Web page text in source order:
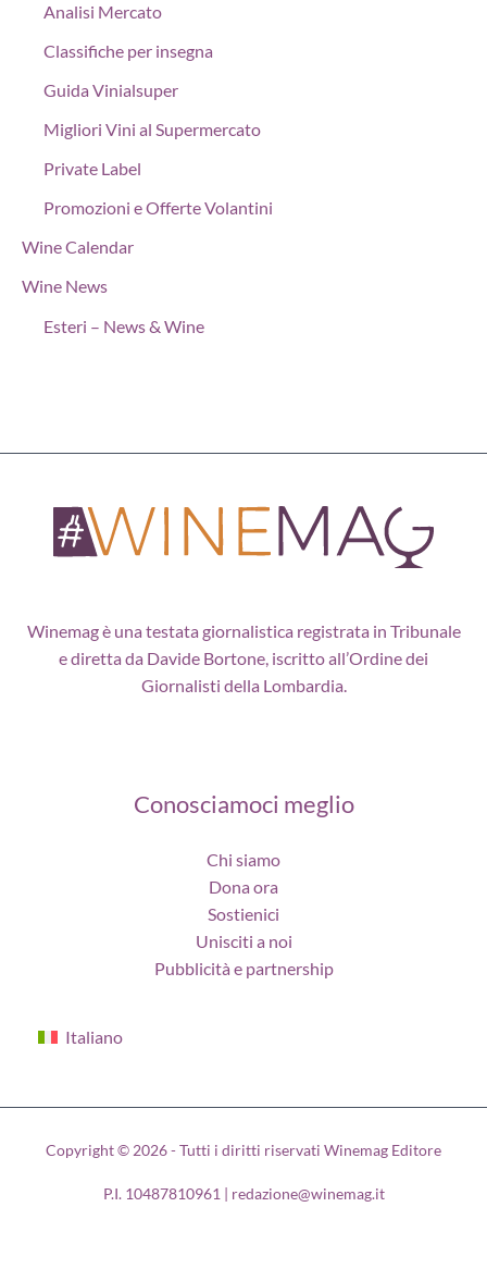
Analisi Mercato
Classifiche per insegna
Guida Vinialsuper
Migliori Vini al Supermercato
Private Label
Promozioni e Offerte Volantini
Wine Calendar
Wine News
Esteri – News & Wine
Winemag è una testata giornalistica registrata in Tribunale
e diretta da Davide Bortone, iscritto all’Ordine dei
Giornalisti della Lombardia.
Conosciamoci meglio
Chi siamo
Dona ora
Sostienici
Unisciti a noi
Pubblicità e partnership
Italiano
Copyright © 2026 - Tutti i diritti riservati Winemag Editore
P.I. 10487810961 | redazione@winemag.it